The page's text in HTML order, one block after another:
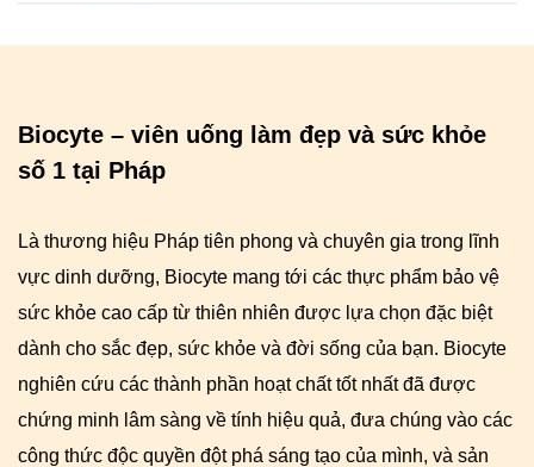
Biocyte – viên uống làm đẹp và sức khỏe
số 1 tại Pháp
Là thương hiệu Pháp tiên phong và chuyên gia trong lĩnh
vực dinh dưỡng, Biocyte mang tới các thực phẩm bảo vệ
sức khỏe cao cấp từ thiên nhiên được lựa chọn đặc biệt
dành cho sắc đẹp, sức khỏe và đời sống của bạn. Biocyte
nghiên cứu các thành phần hoạt chất tốt nhất đã được
chứng minh lâm sàng về tính hiệu quả, đưa chúng vào các
công thức độc quyền đột phá sáng tạo của mình, và sản